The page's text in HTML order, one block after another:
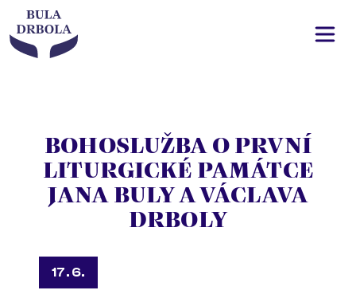
BOHOSLUŽBA O PRVNÍ
LITURGICKÉ PAMÁTCE
JANA BULY A VÁCLAVA
DRBOLY
17. 6.